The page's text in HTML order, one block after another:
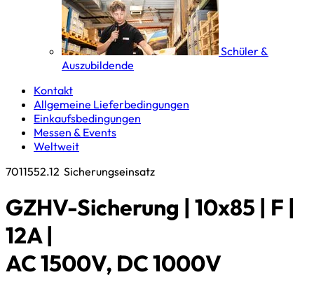
Schüler &
Auszubildende
Kontakt
Allgemeine Lieferbedingungen
Einkaufsbedingungen
Messen & Events
Weltweit
7011552.12 Sicherungseinsatz
GZHV-Sicherung | 10x85 | F |
12A |
AC 1500V, DC 1000V